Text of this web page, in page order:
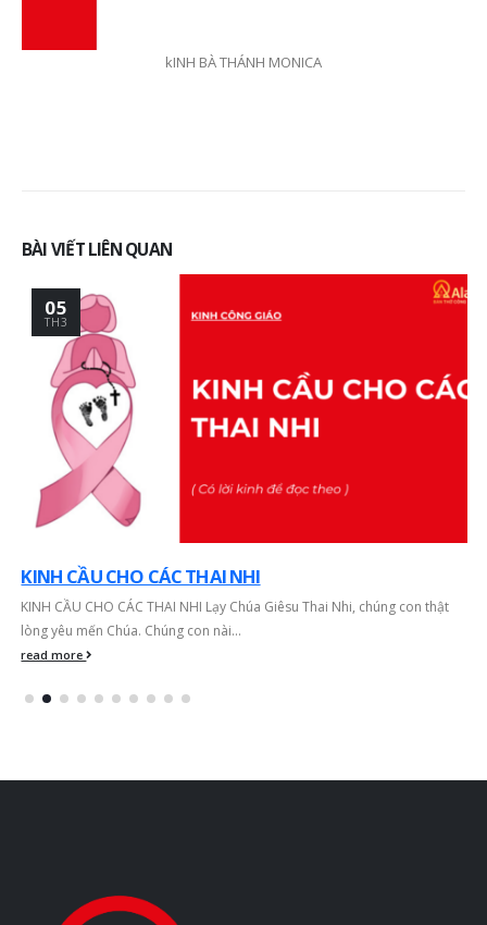
kINH BÀ THÁNH MONICA
BÀI VIẾT LIÊN QUAN
05
TH3
KINH CẦU CHO CÁC THAI NHI
KINH CẦU CHO CÁC THAI NHI Lạy Chúa Giêsu Thai Nhi, chúng con thật
lòng yêu mến Chúa. Chúng con nài...
read more
Sức Mạnh Gắn Kết Gia
Xu hướng thiết kế bàn
thờ Công giáo hiện đại –
Tối giản nhưng vẫn
trang nghiêm
23 Tháng 6, 2026
Kinh nghiệm chọn
26 Tháng 5, 2026